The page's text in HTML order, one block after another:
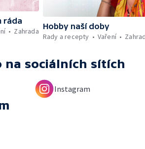
ráda
Zahrada
Hobby naší doby
Rady a recepty
Vaření
na sociálních sítích
Instagram